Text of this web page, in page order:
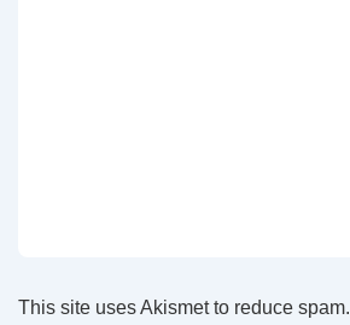
This site uses Akismet to reduce spam.